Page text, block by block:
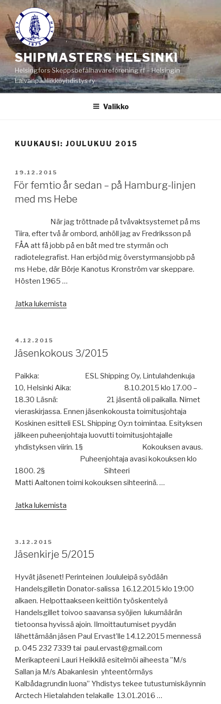
Siirry
sisältöön
SHIPMASTERS HELSINKI
Helsingfors Skeppsbefälhavareförening rf – Helsingin
Laivanpäällikköyhdistys ry
Valikko
KUUKAUSI: JOULUKUU 2015
JULKAISTU
19.12.2015
För femtio år sedan – på Hamburg-linjen
med ms Hebe
När jag tröttnade på tvåvaktsystemet på ms
Tiira, efter två år ombord, anhöll jag av Fredriksson på
FÅA att få jobb på en båt med tre styrmän och
radiotelegrafist. Han erbjöd mig överstyrmansjobb på
ms Hebe, där Börje Kanotus Kronström var skeppare.
Hösten 1965 …
Jatka lukemista
–
Hamburg-
linjen
ms
Hebe”
JULKAISTU
4.12.2015
Jäsenkokous 3/2015
Paikka: ESL Shipping Oy, Lintulahdenkuja
10, Helsinki Aika: 8.10.2015 klo 17.00 –
18.30 Läsnä: 21 jäsentä oli paikalla. Nimet
vieraskirjassa. Ennen jäsenkokousta toimitusjohtaja
Koskinen esitteli ESL Shipping Oy:n toimintaa. Esityksen
jälkeen puheenjohtaja luovutti toimitusjohtajalle
yhdistyksen viirin. 1§ Kokouksen avaus.
Puheenjohtaja avasi kokouksen klo
1800. 2§ Sihteeri
Matti Aaltonen toimi kokouksen sihteerinä. …
Jatka lukemista
JULKAISTU
3.12.2015
Jäsenkirje 5/2015
Hyvät jäsenet! Perinteinen Joululeipä syödään
Handelsgilletin Donator-salissa 16.12.2015 klo 19:00
alkaen. Helpottaakseen keittiön työskentelyä
Handelsgillet toivoo saavansa syöjien lukumäärän
tietoonsa hyvissä ajoin. Ilmoittautumiset pyydän
lähettämään jäsen Paul Ervast’lle 14.12.2015 mennessä
p. 045 232 7339 tai paul.ervast@gmail.com
Merikapteeni Lauri Heikkilä esitelmöi aiheesta ”M/s
Sallan ja M/s Abakanlesin yhteentörmäys
Kalbådagrundin luona” Yhdistys tekee tutustumiskäynnin
Arctech Hietalahden telakalle 13.01.2016 …